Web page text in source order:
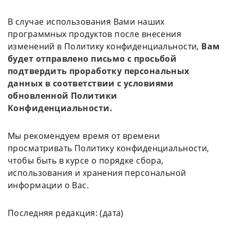
В случае использования Вами наших
программных продуктов после внесения
изменений в Политику конфиденциальности, Вам
будет отправлено письмо с просьбой
подтвердить проработку персональных
данных в соответствии с условиями
обновленной Политики
Конфиденциальности.
Мы рекомендуем время от времени
просматривать Политику конфиденциальности,
чтобы быть в курсе о порядке сбора,
использования и хранения персональной
информации о Вас.
Последняя редакция: (дата)